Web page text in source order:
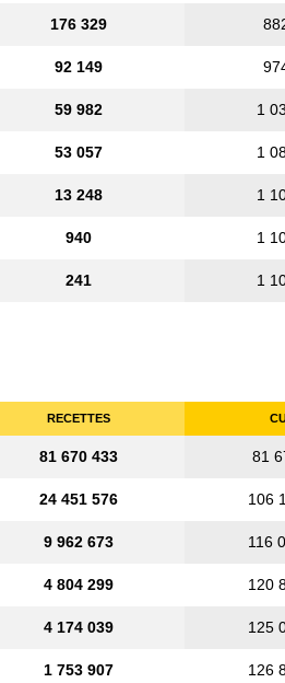
176 329
92 149
59 982 1
53 057 1
13 248 1
940 1
241 1
RECETTES
81 670 433 81
24 451 576 106
9 962 673 116
4 804 299 120
4 174 039 125
1 753 907 126